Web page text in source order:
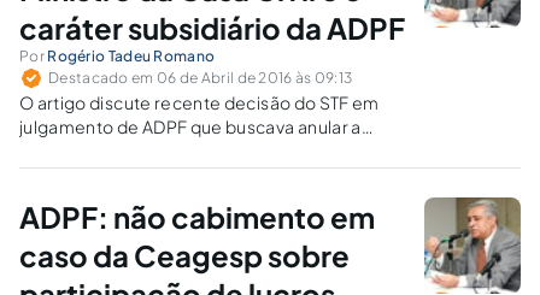
caráter subsidiário da ADPF
Por Rogério Tadeu Romano
Destacado em 06 de Abril de 2016 às 09:13
O artigo discute recente decisão do STF em
julgamento de ADPF que buscava anular a
da Silva para a Casa Civil, apontando algumas
trazendo análise do direito comparado.
ADPF: não cabimento em
caso da Ceagesp sobre